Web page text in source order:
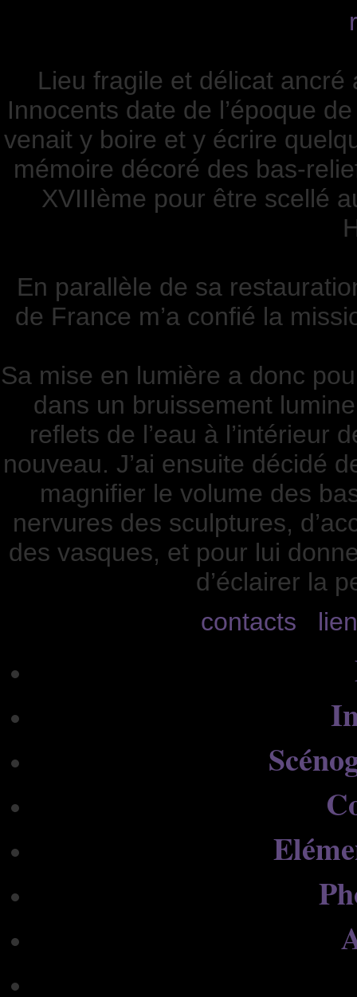
Lieu fragile et délicat
Innocents date de l’époque
venait y boire et y écrire
mémoire décoré des bas-
XVIIIème pour être scellé
En parallèle de sa
de France m’a confié la
Sa mise en lumière a donc
dans un bruissement
reflets de l’eau à l’intérieur
nouveau. J’ai ensuite décidé
magnifier le volume des
nervures des sculptures,
des vasques, et pour lui
d’éclairer la
contacts